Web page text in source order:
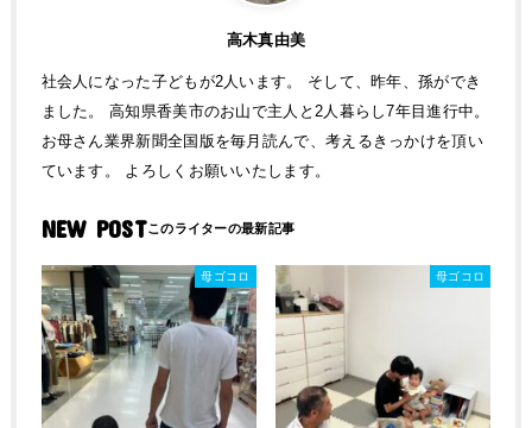
高木真由美
社会人になった子どもが2人います。 そして、昨年、孫ができ
ました。 高知県香美市のお山で主人と2人暮らし7年目進行中。
お母さん業界新聞全国版を毎月読んで、考えるきっかけを頂い
ています。 よろしくお願いいたします。
NEW POST
母ゴコロ 母ゴコロ